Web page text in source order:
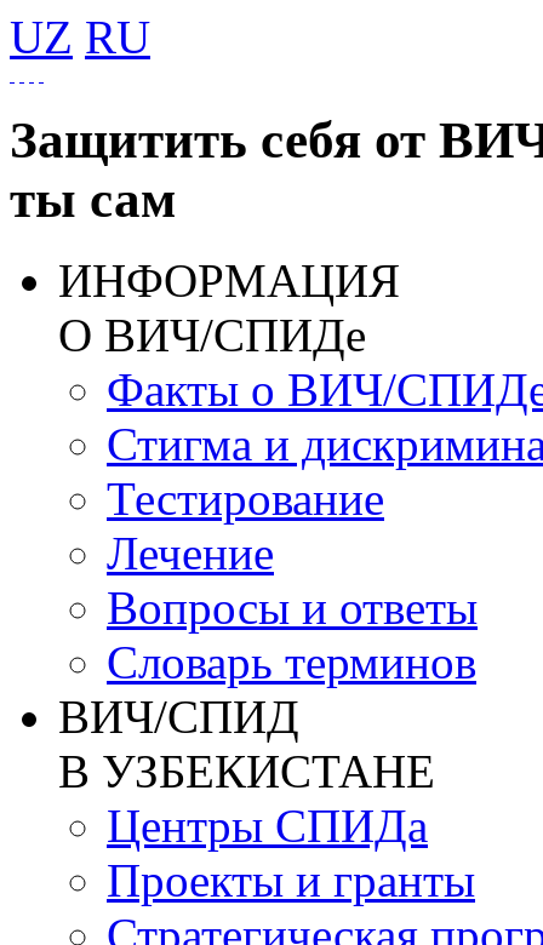
UZ RU
Защитить себя от
ты сам
ИНФОРМАЦИЯ
О ВИЧ/СПИДе
Факты о ВИЧ/
Стигма и
Тестирование
Лечение
Вопросы и ответы
Словарь терминов
ВИЧ/СПИД
В УЗБЕКИСТАНЕ
Центры СПИДа
Проекты и гранты
Стратегическая